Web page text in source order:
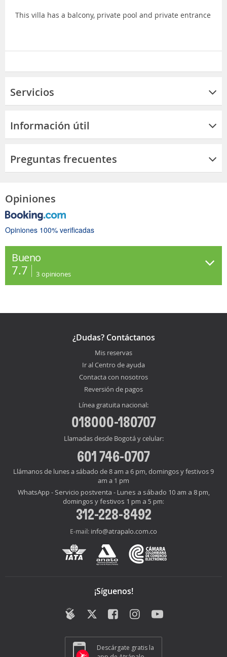
This villa has a balcony, private pool and private entrance
Servicios
Información útil
Preguntas frecuentes
Opiniones
Opiniones 100% verificadas
Bueno
7.7 3 opiniones
¿Dudas? Contáctanos
Mis reservas
Ir al Centro de ayuda
Contacta con nosotros
Reversión de pagos
Línea gratuita nacional:
018000-180707
Llamadas desde Bogotá y celular:
601 746-0707
Llámanos de lunes a sábado de 8 am a 6 pm, domingos y festivos 9
am a 1 pm
WhatsApp - Servicio postventa - Lunes a sábado 10 am a 8 pm,
domingos y festivos 1 pm a 5 pm:
312-228-8492
E-mail: info@atrapalo.com.co
¡Síguenos!
Descárgate gratis la